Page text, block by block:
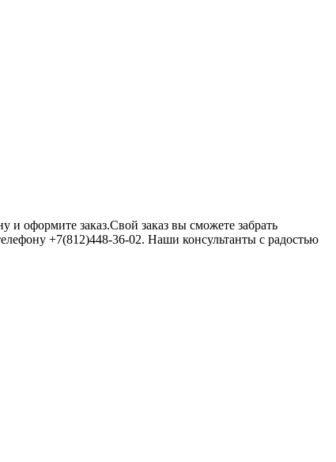
и оформите заказ.Свой заказ вы сможете забрать
+7(812)448-36-02. Наши консультанты с радостью